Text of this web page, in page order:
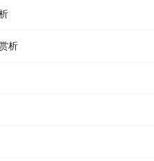
析